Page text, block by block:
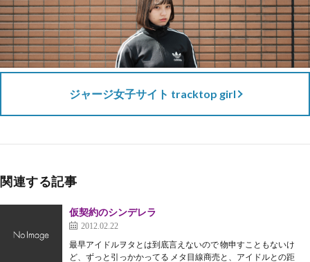
ジャージ女子サイト tracktop girl
関連する記事
仮契約のシンデレラ
2012.02.22
最早アイドルヲタとは到底言えないので 物申すこともないけ
ど、ずっと引っかかってる メタ目線商売と、アイドルとの距